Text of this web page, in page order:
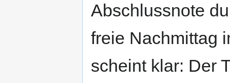
Abschlussnote
freie Nachmittag
scheint klar: Der